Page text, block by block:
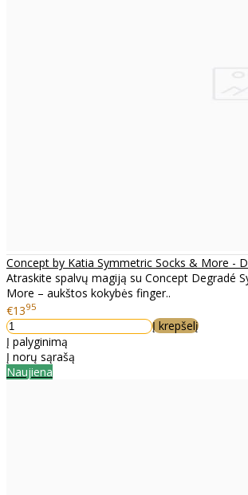
Concept by Katia Symmetric Socks & More -
Atraskite spalvų magiją su Concept Degradé
More – aukštos kokybės finger..
€1395
Į krepšelį
Į palyginimą
Į norų sąrašą
Naujiena